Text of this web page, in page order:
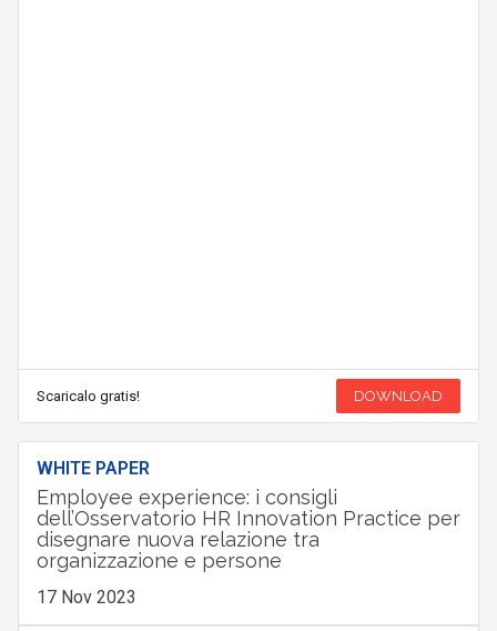
Scaricalo gratis! DOWNLOAD
WHITE PAPER
Employee experience: i consigli
dell’Osservatorio HR Innovation Practice per
disegnare nuova relazione tra
organizzazione e persone
17 Nov 2023